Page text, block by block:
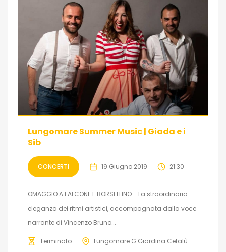
Lungomare Summer Music | Giada e i
Sib
CONCERTI 19 Giugno 2019 21:30
OMAGGIO A FALCONE E BORSELLINO - La straordinaria
eleganza dei ritmi artistici, accompagnata dalla voce
narrante di Vincenzo Bruno...
Terminato
Lungomare G.Giardina Cefalù